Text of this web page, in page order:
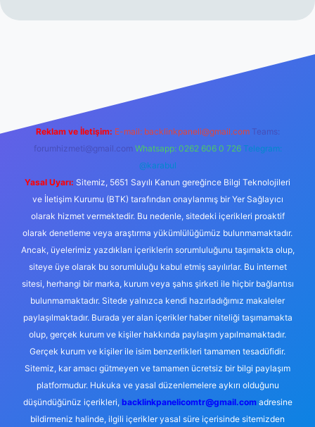
Reklam ve İletişim: E-mail: backlinkpaneli@gmail.com Teams:
forumhizmeti@gmail.com Whatsapp: 0262 606 0 726 Telegram:
@karabul
Yasal Uyarı: Sitemiz, 5651 Sayılı Kanun gereğince Bilgi Teknolojileri
ve İletişim Kurumu (BTK) tarafından onaylanmış bir Yer Sağlayıcı
olarak hizmet vermektedir. Bu nedenle, sitedeki içerikleri proaktif
olarak denetleme veya araştırma yükümlülüğümüz bulunmamaktadır.
Ancak, üyelerimiz yazdıkları içeriklerin sorumluluğunu taşımakta olup,
siteye üye olarak bu sorumluluğu kabul etmiş sayılırlar. Bu internet
sitesi, herhangi bir marka, kurum veya şahıs şirketi ile hiçbir bağlantısı
bulunmamaktadır. Sitede yalnızca kendi hazırladığımız makaleler
paylaşılmaktadır. Burada yer alan içerikler haber niteliği taşımamakta
olup, gerçek kurum ve kişiler hakkında paylaşım yapılmamaktadır.
Gerçek kurum ve kişiler ile isim benzerlikleri tamamen tesadüfidir.
Sitemiz, kar amacı gütmeyen ve tamamen ücretsiz bir bilgi paylaşım
platformudur. Hukuka ve yasal düzenlemelere aykırı olduğunu
düşündüğünüz içerikleri, backlinkpanelicomtr@gmail.comadresine
bildirmeniz halinde, ilgili içerikler yasal süre içerisinde sitemizden